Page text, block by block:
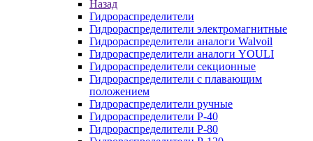
Назад
Гидрораспределители
Гидрораспределители электромагнитные
Гидрораспределители аналоги Walvoil
Гидрораспределители аналоги YOULI
Гидрораспределители секционные
Гидрораспределители с плавающим
положением
Гидрораспределители ручные
Гидрораспределители Р-40
Гидрораспределители Р-80